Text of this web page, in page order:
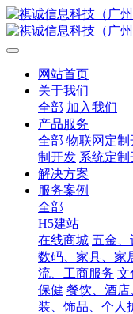
网站首页
关于我们
全部 加入我们
产品服务
全部 物联网定制
制开发 系统定制
解决方案
服务案例
全部
H5建站
在线商城 五金、
数码、家具、家
流、工商服务 文
保健 餐饮、酒店
装、饰品、个人